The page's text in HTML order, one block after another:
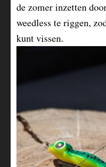
de zomer inzetten
weedless te riggen,
kunt vissen.